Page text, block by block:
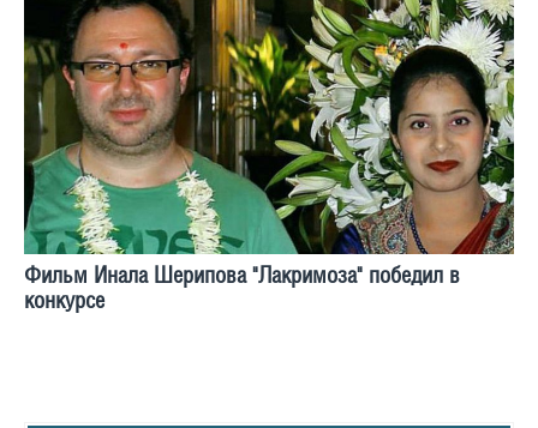
Фильм Инала Шерипова "Лакримоза" победил в
конкурсе